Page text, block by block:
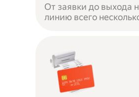
От заявки до выхода
линию всего